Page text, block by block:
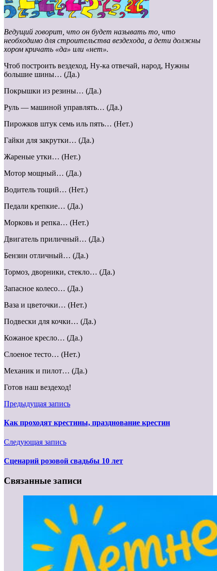
Ведущий говорит, что он будет называть то, что
необходимо для строительства вездехода, а дети должны
хором кричать «да» или «нет».
Чтоб построить вездеход, Ну-ка отвечай, народ, Нужны
большие шины… (Да.)
Покрышки из резины… (Да.)
Руль — машиной управлять… (Да.)
Пирожков штук семь иль пять… (Нет.)
Гайки для закрутки… (Да.)
Жареные утки… (Нет.)
Мотор мощный… (Да.)
Водитель тощий… (Нет.)
Педали крепкие… (Да.)
Морковь и репка… (Нет.)
Двигатель приличный… (Да.)
Бензин отличный… (Да.)
Тормоз, дворники, стекло… (Да.)
Запасное колесо… (Да.)
Ваза и цветочки… (Нет.)
Подвески для кочки… (Да.)
Кожаное кресло… (Да.)
Слоеное тесто… (Нет.)
Механик и пилот… (Да.)
Готов наш вездеход!
Предыдущая запись
Как проходят крестины, празднование крестин
Следующая запись
Сценарий розовой свадьбы 10 лет
Связанные записи